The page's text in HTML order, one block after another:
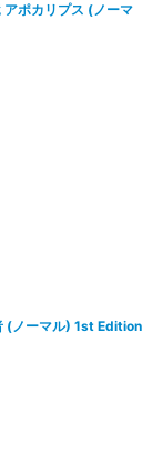
ポカリプス (ノーマ
(ノーマル) 1st Edition